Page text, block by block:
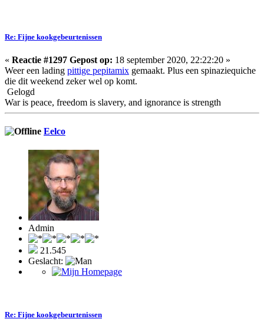
Re: Fijne kookgebeurtenissen
« Reactie #1297 Gepost op: 18 september 2020, 22:22:20 »
Weer een lading pittige pepitamix gemaakt. Plus een spinaziequiche
die dit weekend zeker wel op komt.
Gelogd
War is peace, freedom is slavery, and ignorance is strength
Eelco
Admin
21.545
Geslacht:
Re: Fijne kookgebeurtenissen